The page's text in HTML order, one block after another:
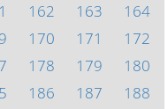
162 163
164
170 171
172
178 179
180
186 187
188